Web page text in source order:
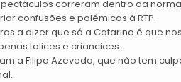
correram dentro da
confusões e polémicas á RTP.
a dizer que só a Catarina é que
tolices e criancices.
a Filipa Azevedo, que não tem